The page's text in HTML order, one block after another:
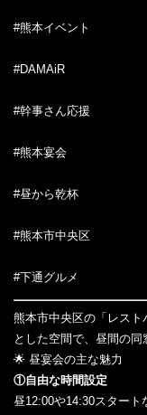
#熊本イベント
#DAMAiR
#幹事さん応援
#熊本宴会
#昼から乾杯
#熊本市中央区
#下通グルメ
熊本市中央区の「レスト
とした空間で、昼間の同
🌟 昼宴会の主な魅力
①自由な時間設定
昼12:00や14:30スタート